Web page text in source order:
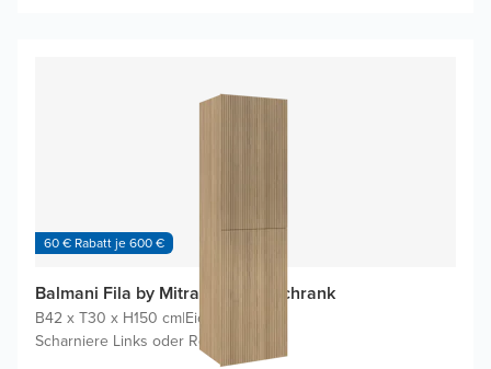
60 € Rabatt je 600 €
Balmani Fila by Mitra Badhochschrank
B42 x T30 x H150 cm|Eiche Natur
Scharniere Links oder Rechts